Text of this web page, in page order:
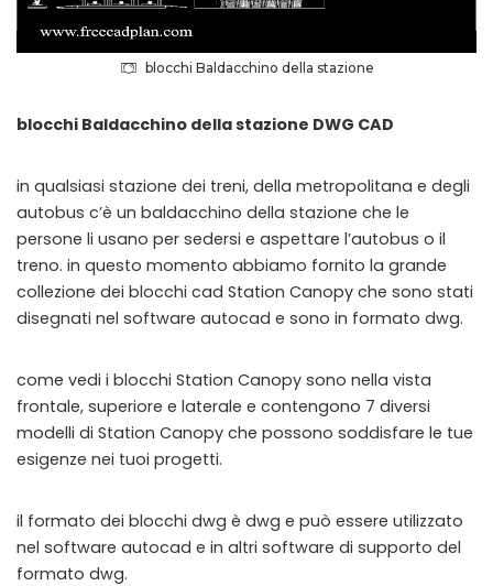
blocchi Baldacchino della stazione
blocchi Baldacchino della stazione DWG CAD
in qualsiasi stazione dei treni, della metropolitana e degli
autobus c’è un baldacchino della stazione che le
persone li usano per sedersi e aspettare l’autobus o il
treno. in questo momento abbiamo fornito la grande
collezione dei blocchi cad Station Canopy che sono stati
disegnati nel software autocad e sono in formato dwg.
come vedi i blocchi Station Canopy sono nella vista
frontale, superiore e laterale e contengono 7 diversi
modelli di Station Canopy che possono soddisfare le tue
esigenze nei tuoi progetti.
il formato dei blocchi dwg è dwg e può essere utilizzato
nel software autocad e in altri software di supporto del
formato dwg.